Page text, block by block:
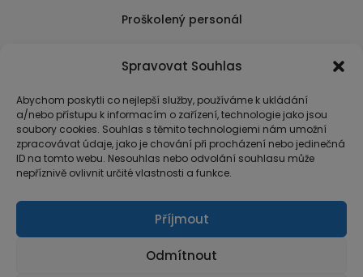
Spravovat Souhlas
Abychom poskytli co nejlepší služby, používáme k ukládání
a/nebo přístupu k informacím o zařízení, technologie jako jsou
soubory cookies. Souhlas s těmito technologiemi nám umožní
zpracovávat údaje, jako je chování při procházení nebo jedinečná
ID na tomto webu. Nesouhlas nebo odvolání souhlasu může
nepříznivě ovlivnit určité vlastnosti a funkce.
Příjmout
Odmítnout
Proškolený personál
usnadňující nákup.